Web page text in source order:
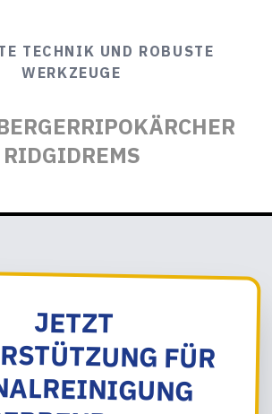
TECHNIK UND ROBUSTE
WERKZEUGE
RIPOKÄRCHER
RIDGIDREMS
JETZT
UNTERSTÜTZUNG FÜR
KANALREINIGUNG
BERRENRATH